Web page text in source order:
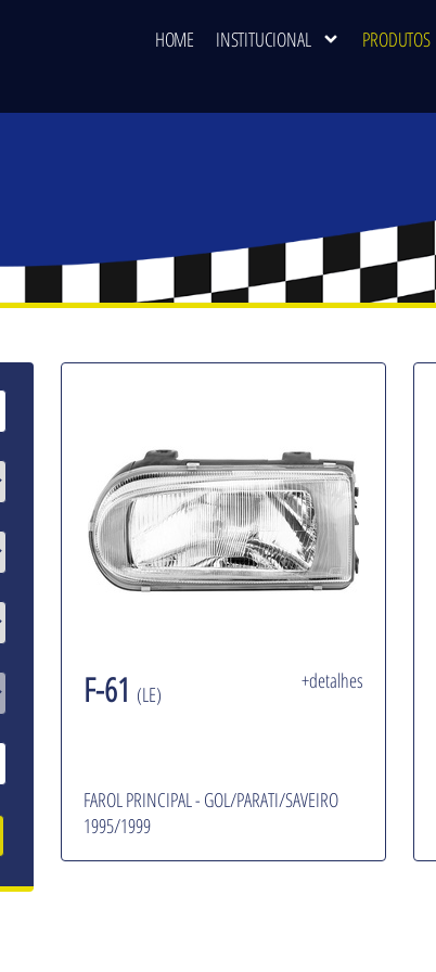
HOME INSTITUCIONAL PRODUTOS
F-61 (LE)
+detalhes
FAROL PRINCIPAL - GOL/PARATI/SAVEIRO
1995/1999